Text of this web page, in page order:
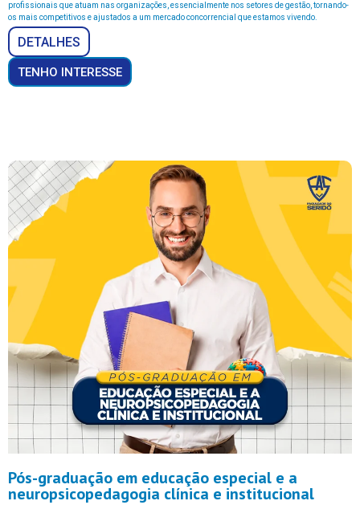
profissionais que atuam nas organizações, essencialmente nos setores de gestão, tornando-
os mais competitivos e ajustados a um mercado concorrencial que estamos vivendo.
DETALHES
TENHO INTERESSE
Pós-graduação em educação especial e a
neuropsicopedagogia clínica e institucional